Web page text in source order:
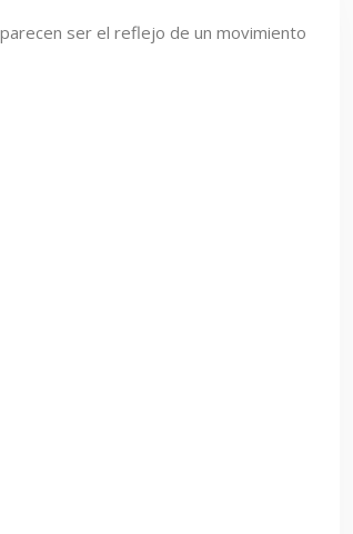
ser el reflejo de un movimiento